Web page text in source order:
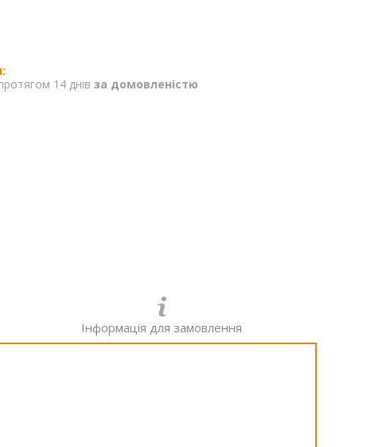
14 днів за домовленістю
Інформація для замовлення